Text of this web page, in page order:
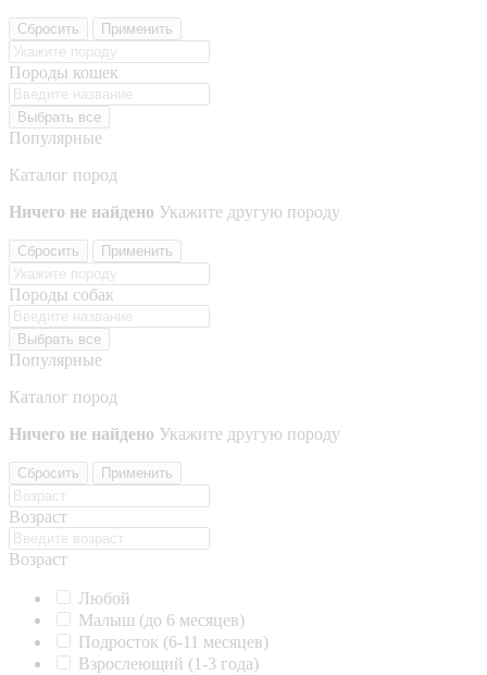
Сбросить Применить
Породы кошек
Выбрать все
Популярные
Каталог пород
Ничего не найдено Укажите другую породу
Сбросить Применить
Породы собак
Выбрать все
Популярные
Каталог пород
Ничего не найдено Укажите другую породу
Сбросить Применить
Возраст
Возраст
Любой
Малыш (до 6 месяцев)
Подросток (6-11 месяцев)
Взрослеющий (1-3 года)